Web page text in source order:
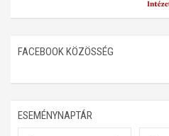
FACEBOOK KÖZÖSSÉG
ESEMÉNYNAPTÁR